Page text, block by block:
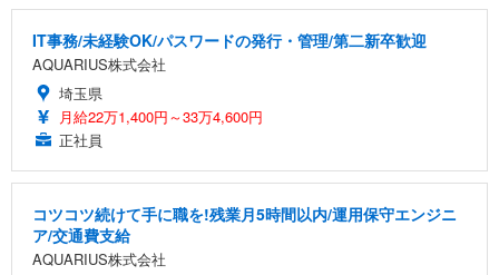
IT事務/未経験OK/パスワードの発行・管理/第二新卒歓迎
AQUARIUS株式会社
埼玉県
月給22万1,400円～33万4,600円
正社員
コツコツ続けて手に職を!残業月5時間以内/運用保守エンジニ
ア/交通費支給
AQUARIUS株式会社